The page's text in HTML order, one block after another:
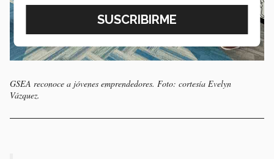
GSEA reconoce a jóvenes emprendedores. Foto: cortesía Evelyn
Vázquez.